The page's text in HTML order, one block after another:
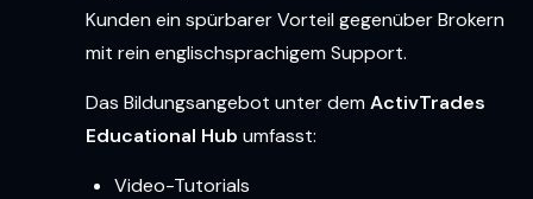
Kunden ein spürbarer Vorteil gegenüber Brokern
mit rein englischsprachigem Support.
Das Bildungsangebot unter dem ActivTrades
Educational Hub umfasst:
Video-Tutorials